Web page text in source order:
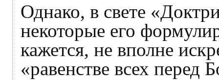
Однако, в свете
некоторые его
кажется, не вполне
«равенстве всех перед